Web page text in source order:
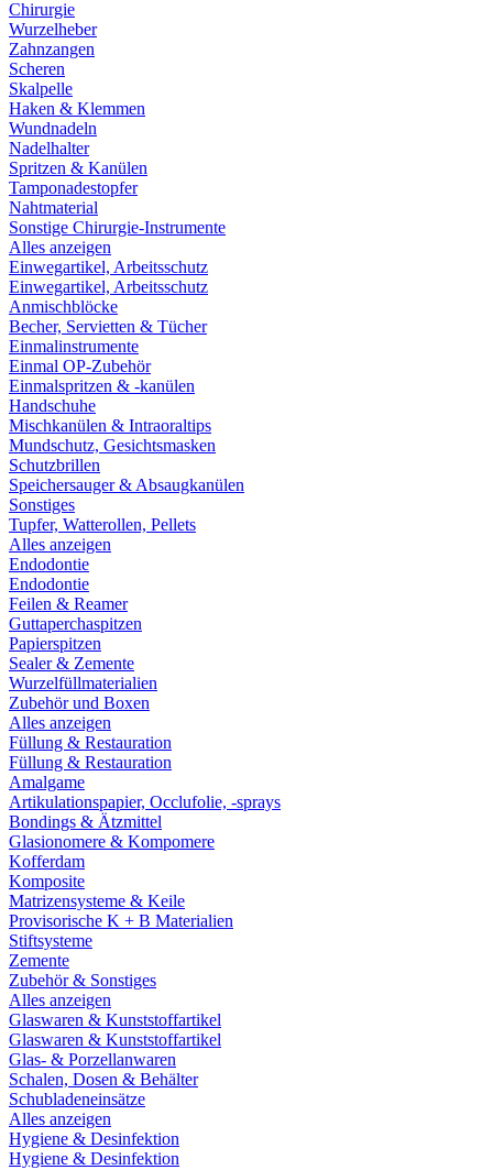
Chirurgie
Wurzelheber
Zahnzangen
Scheren
Skalpelle
Haken & Klemmen
Wundnadeln
Nadelhalter
Spritzen & Kanülen
Tamponadestopfer
Nahtmaterial
Sonstige Chirurgie-Instrumente
Alles anzeigen
Einwegartikel, Arbeitsschutz
Einwegartikel, Arbeitsschutz
Anmischblöcke
Becher, Servietten & Tücher
Einmalinstrumente
Einmal OP-Zubehör
Einmalspritzen & -kanülen
Handschuhe
Mischkanülen & Intraoraltips
Mundschutz, Gesichtsmasken
Schutzbrillen
Speichersauger & Absaugkanülen
Sonstiges
Tupfer, Watterollen, Pellets
Alles anzeigen
Endodontie
Endodontie
Feilen & Reamer
Guttaperchaspitzen
Papierspitzen
Sealer & Zemente
Wurzelfüllmaterialien
Zubehör und Boxen
Alles anzeigen
Füllung & Restauration
Füllung & Restauration
Amalgame
Artikulationspapier, Occlufolie, -sprays
Bondings & Ätzmittel
Glasionomere & Kompomere
Kofferdam
Komposite
Matrizensysteme & Keile
Provisorische K + B Materialien
Stiftsysteme
Zemente
Zubehör & Sonstiges
Alles anzeigen
Glaswaren & Kunststoffartikel
Glaswaren & Kunststoffartikel
Glas- & Porzellanwaren
Schalen, Dosen & Behälter
Schubladeneinsätze
Alles anzeigen
Hygiene & Desinfektion
Hygiene & Desinfektion